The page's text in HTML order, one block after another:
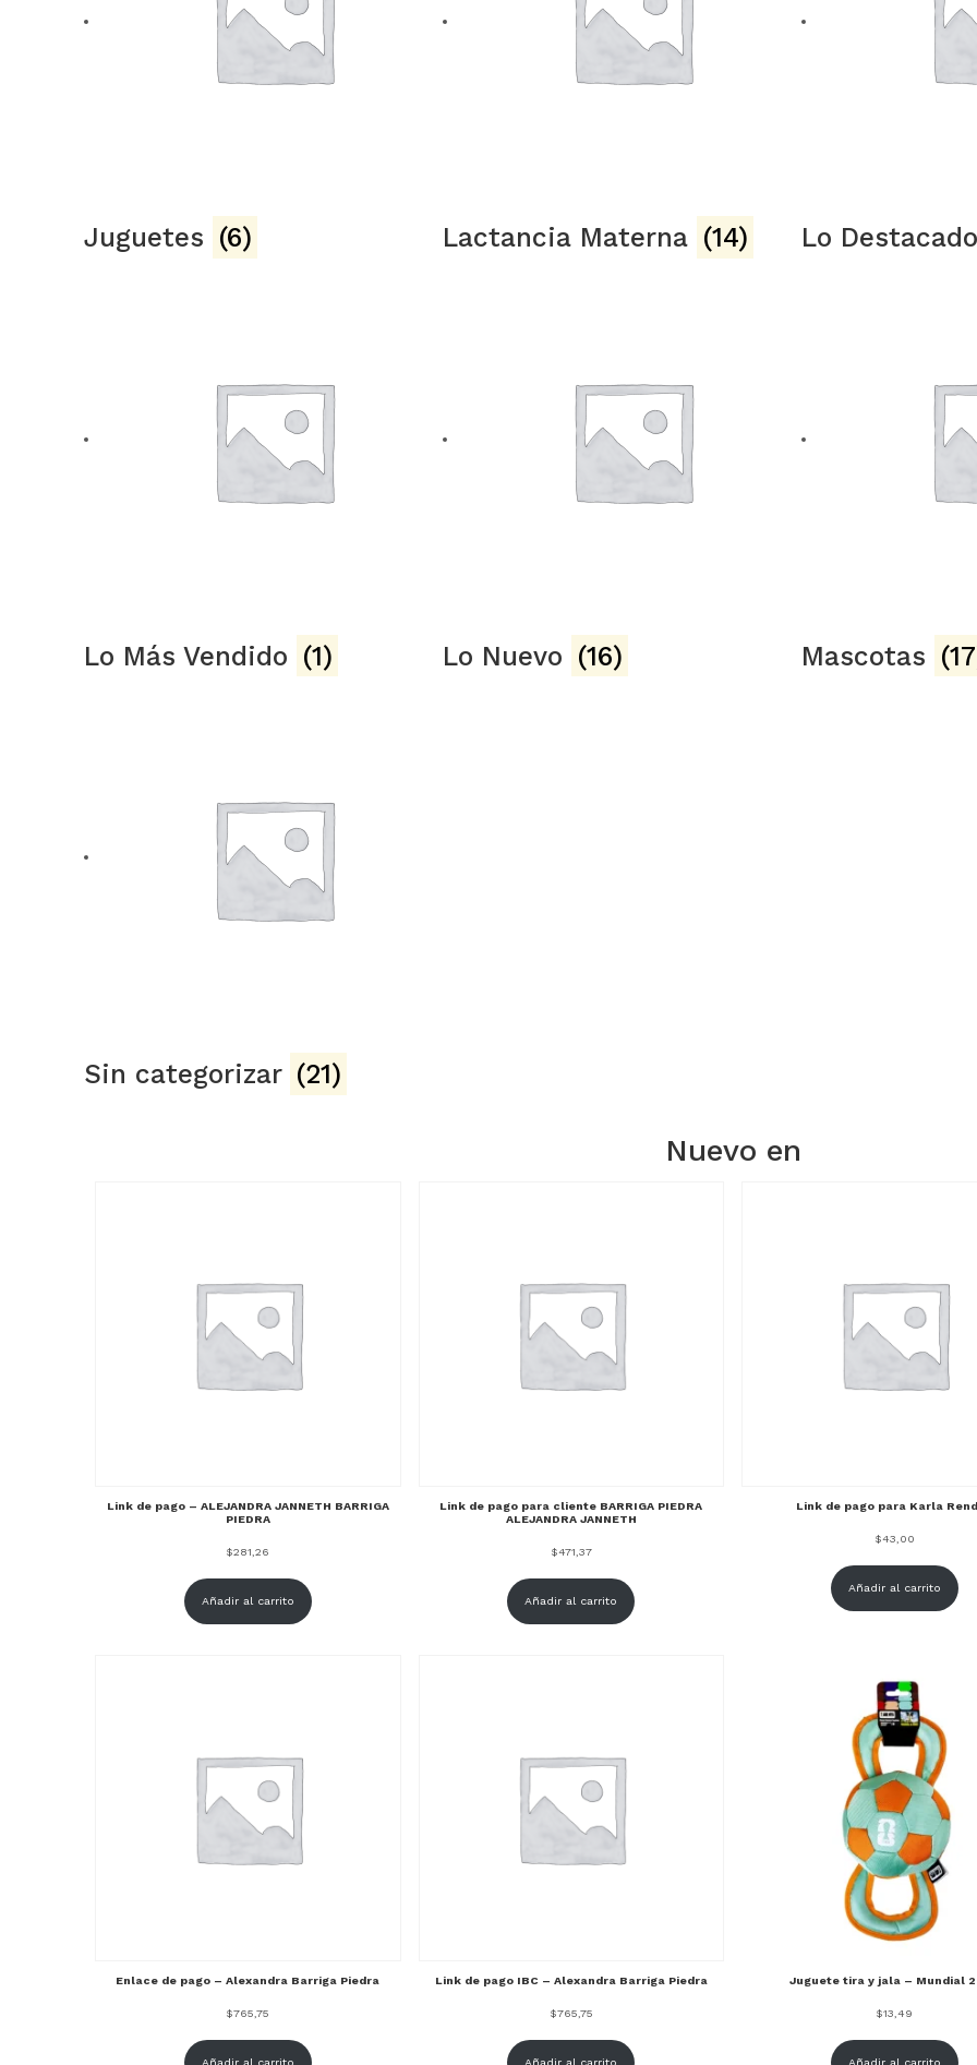
Juguetes (6) Lactancia Materna (14) Lo
Lo Más Vendido (1) Lo Nuevo (16) Mascotas
Sin categorizar (21)
Nuevo en
Link de pago – ALEJANDRA JANNETH BARRIGA
PIEDRA
$281,26
Añadir al carrito
Link de pago para cliente BARRIGA PIEDRA
ALEJANDRA JANNETH
$471,37
Añadir al carrito
Link de pago para Karla
$43,00
Añadir al carrito
Enlace de pago – Alexandra Barriga Piedra
$765,75
Añadir al carrito
Link de pago IBC – Alexandra Barriga Piedra
$765,75
Añadir al carrito
Juguete tira y jala – Mundial
$13,49
Añadir al carrito